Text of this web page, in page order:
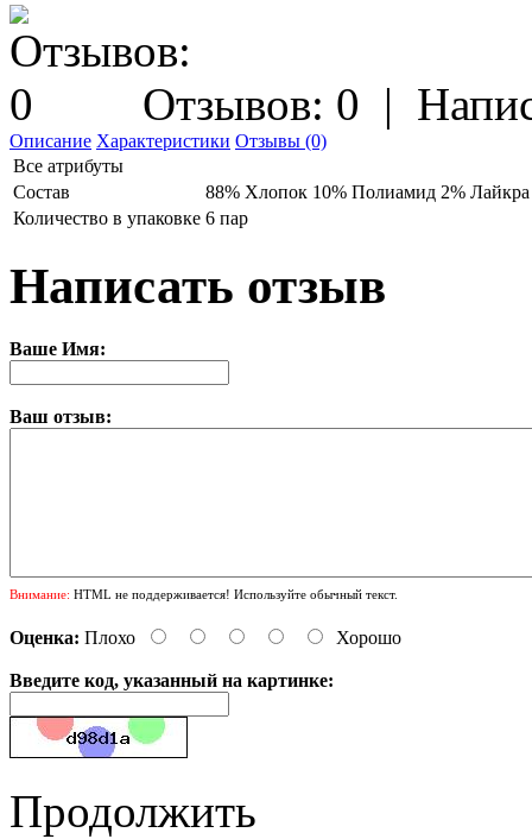
Отзывов: 0 |
Описание Характеристики Отзывы (0)
Все атрибуты
Состав
88% Хлопок 10% Полиамид 2% Лайкра
Количество в упаковке 6 пар
Написать отзыв
Ваше Имя:
Ваш отзыв:
Внимание: HTML не поддерживается! Используйте обычный текст.
Оценка: Плохо Хорошо
Введите код, указанный на картинке:
Продолжить